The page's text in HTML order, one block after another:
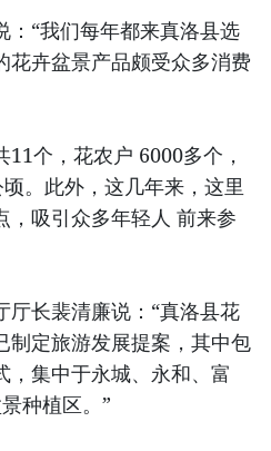
：“我们每年都来真洛县选
花卉盆景产品颇受众多消费
个，花农户 6000多个，
。此外，这几年来，这里
，吸引众多年轻人 前来参
厅长裴清廉说：“真洛县花
制定旅游发展提案，其中包
，集中于永城、永和、富
种植区。”